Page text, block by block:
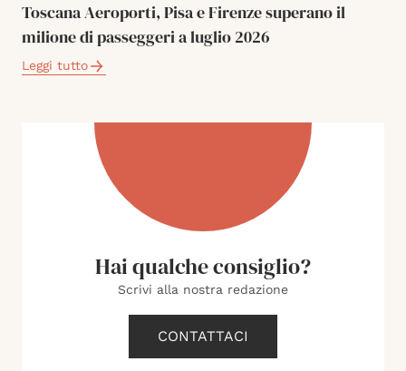
Toscana Aeroporti, Pisa e Firenze superano il
milione di passeggeri a luglio 2026
Leggi tutto
Hai qualche consiglio?
Scrivi alla nostra redazione
CONTATTACI